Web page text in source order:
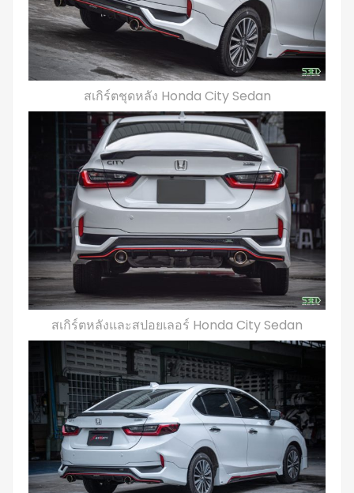
สเกิร์ตชุดหลัง Honda City Sedan
สเกิร์ตหลังและสปอยเลอร์ Honda City Sedan